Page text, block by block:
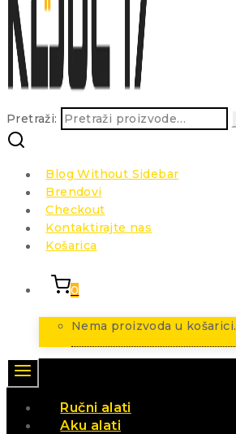
Pretraži:
Blog Without Sidebar
Brendovi
Checkout
Kontaktirajte nas
Košarica
0
Nema proizvoda u košarici.
Ručni alati
Aku alati